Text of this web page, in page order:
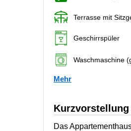
Terrasse mit
Geschirrspüler
Waschmaschine
Mehr
Kurzvorstellung
Das